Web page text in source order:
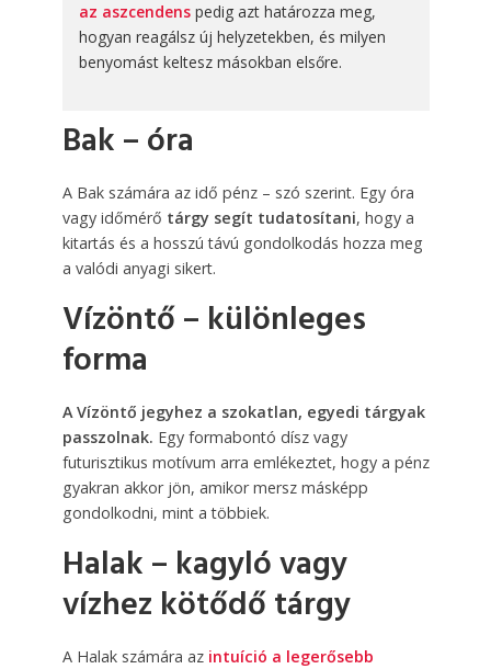
az aszcendenspedig azt határozza meg,
hogyan reagálsz új helyzetekben, és milyen
benyomást keltesz másokban elsőre.
Bak – óra
A Bak számára az idő pénz – szó szerint. Egy óra
vagy időmérő tárgy segít tudatosítani, hogy a
kitartás és a hosszú távú gondolkodás hozza meg
a valódi anyagi sikert.
Vízöntő – különleges
forma
A Vízöntő jegyhez a szokatlan, egyedi tárgyak
passzolnak. Egy formabontó dísz vagy
futurisztikus motívum arra emlékeztet, hogy a pénz
gyakran akkor jön, amikor mersz másképp
gondolkodni, mint a többiek.
Halak – kagyló vagy
vízhez kötődő tárgy
A Halak számára az intuíció a legerősebb